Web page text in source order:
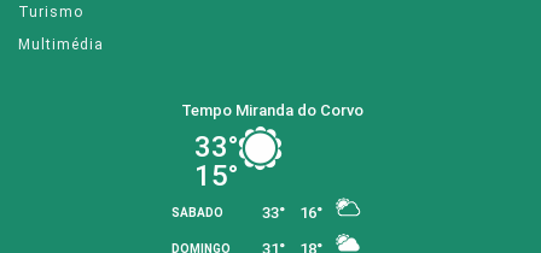
Turismo
Multimédia